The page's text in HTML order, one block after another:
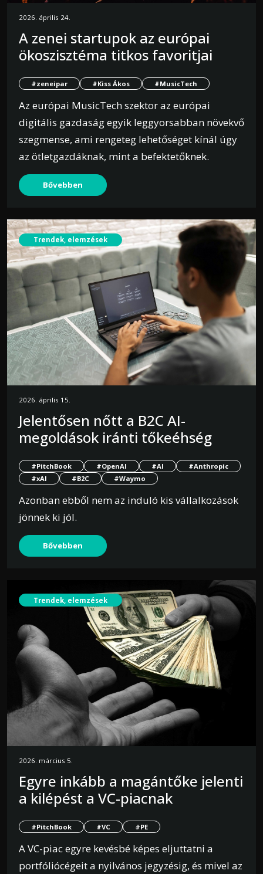
2026. április 24.
A zenei startupok az európai
ökoszisztéma titkos favoritjai
#zeneipar #Kiss Ákos #MusicTech
Az európai MusicTech szektor az európai
digitális gazdaság egyik leggyorsabban növekvő
szegmense, ami rengeteg lehetőséget kínál úgy
az ötletgazdáknak, mint a befektetőknek.
Bővebben
Trendek, elemzések
2026. április 15.
Jelentősen nőtt a B2C AI-
megoldások iránti tőkeéhség
#PitchBook #OpenAI #AI
#Anthropic
#xAI
#B2C #Waymo
Azonban ebből nem az induló kis vállalkozások
jönnek ki jól.
Bővebben
Trendek, elemzések
2026. március 5.
Egyre inkább a magántőke jelenti
a kilépést a VC-piacnak
#PitchBook #VC #PE
A VC-piac egyre kevésbé képes eljuttatni a
portfóliócégeit a nyilvános jegyzésig, és mivel az